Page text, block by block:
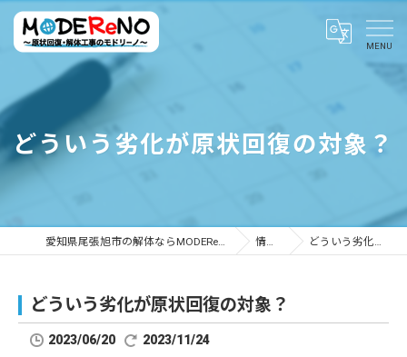
どういう劣化が原状回復の対象？
愛知県尾張旭市の解体ならMODEReNO ～原状回復・解体工事のモドリーノ～ 情報ブログ どういう劣化が原状回復の対象？
どういう劣化が原状回復の対象？
2023/06/20 2023/11/24